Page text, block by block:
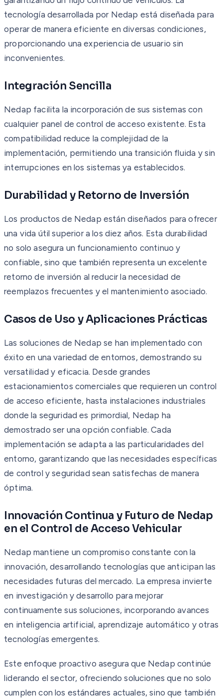
tecnología desarrollada por Nedap está diseñada para
operar de manera eficiente en diversas condiciones,
proporcionando una experiencia de usuario sin
inconvenientes.
Integración Sencilla
Nedap facilita la incorporación de sus sistemas con
cualquier panel de control de acceso existente. Esta
compatibilidad reduce la complejidad de la
implementación, permitiendo una transición fluida y sin
interrupciones en los sistemas ya establecidos.
Durabilidad y Retorno de Inversión
Los productos de Nedap están diseñados para ofrecer
una vida útil superior a los diez años. Esta durabilidad
no solo asegura un funcionamiento continuo y
confiable, sino que también representa un excelente
retorno de inversión al reducir la necesidad de
reemplazos frecuentes y el mantenimiento asociado.
Casos de Uso y Aplicaciones Prácticas
Las soluciones de Nedap se han implementado con
éxito en una variedad de entornos, demostrando su
versatilidad y eficacia. Desde grandes
estacionamientos comerciales que requieren un control
de acceso eficiente, hasta instalaciones industriales
donde la seguridad es primordial, Nedap ha
demostrado ser una opción confiable. Cada
implementación se adapta a las particularidades del
entorno, garantizando que las necesidades específicas
de control y seguridad sean satisfechas de manera
óptima.
Innovación Continua y Futuro de Nedap
en el Control de Acceso Vehicular
Nedap mantiene un compromiso constante con la
innovación, desarrollando tecnologías que anticipan las
necesidades futuras del mercado. La empresa invierte
en investigación y desarrollo para mejorar
continuamente sus soluciones, incorporando avances
en inteligencia artificial, aprendizaje automático y otras
tecnologías emergentes.
Este enfoque proactivo asegura que Nedap continúe
liderando el sector, ofreciendo soluciones que no solo
cumplen con los estándares actuales, sino que también